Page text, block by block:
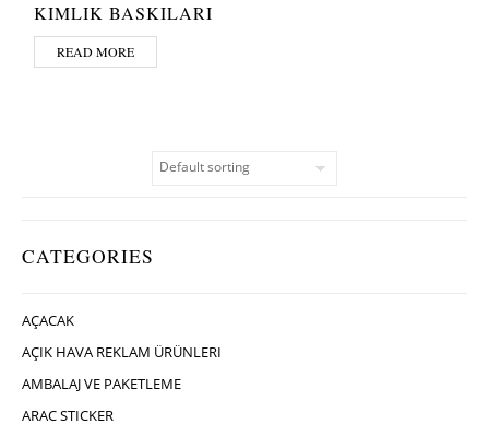
CATEGORIES
AÇACAK
AÇIK HAVA REKLAM ÜRÜNLERI
AMBALAJ VE PAKETLEME
ARAC STICKER
KIMLIK BASKILARI
READ MORE